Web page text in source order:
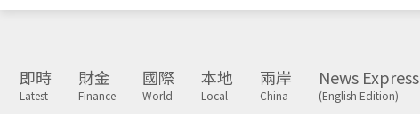
即時
Latest
財金
Finance
國際
World
本地
Local
兩岸
China
News Express
(English Edition)